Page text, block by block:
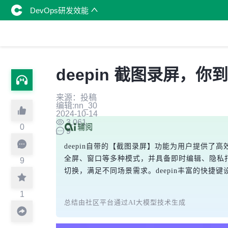
DevOps研发效能
0
9
1
deepin 截图录屏，你
来源：投稿
编辑:nn_30
2024-10-14
3,061
9
deepin自带的【截图录屏】功能为用户提供了
全屏、窗口等多种模式，并具备即时编辑、隐
切换，满足不同场景需求。deepin丰富的快捷
总结由社区平台通过AI大模型技术生成